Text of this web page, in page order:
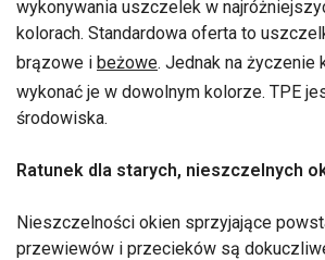
wykonywania uszczelek w
kolorach. Standardowa oferta to
brązowe i beżowe. Jednak na życzenie
wykonać je w dowolnym kolorze. TPE
środowiska.
Ratunek dla starych, nieszczelnych
Nieszczelności okien sprzyjające
przewiewów i przecieków są